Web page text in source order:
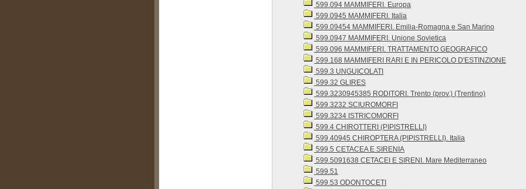
599.094 MAMMIFERI. Europa
599.0945 MAMMIFERI. Italia
599.09454 MAMMIFERI. Emilia-Romagna e San Marino
599.0947 MAMMIFERI. Unione Sovietica
599.096 MAMMIFERI. TRATTAMENTO GEOGRAFICO
599.168 MAMMIFERI RARI E IN PERICOLO D'ESTINZIONE
599.3 UNGUICOLATI
599.32 GLIRES
599.3230945385 RODITORI. Trento (prov.) (Trentino)
599.3232 SCIUROMORFI
599.3234 ISTRICOMORFI
599.4 CHIROTTERI (PIPISTRELLI)
599.40945 CHIROPTERA (PIPISTRELLI). Italia
599.5 CETACEA E SIRENIA
599.5091638 CETACEI E SIRENI. Mare Mediterraneo
599.51
599.53 ODONTOCETI